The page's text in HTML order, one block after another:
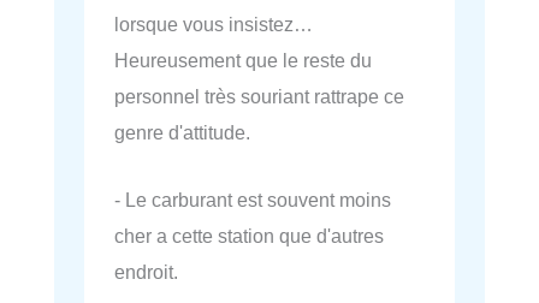
lorsque vous insistez…
Heureusement que le reste du
personnel très souriant rattrape ce
genre d'attitude.
- Le carburant est souvent moins
cher a cette station que d'autres
endroit.